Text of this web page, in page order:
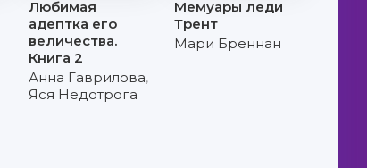
Любимая
адептка его
величества.
Книга 2
Анна Гаврилова,
Яся Недотрога
Мемуары леди
Трент
Мари Бреннан